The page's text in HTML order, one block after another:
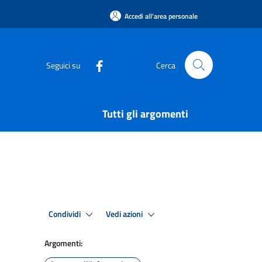
Accedi all'area personale
Seguici su Cerca
Tutti gli argomenti
Condividi Vedi azioni
Argomenti: